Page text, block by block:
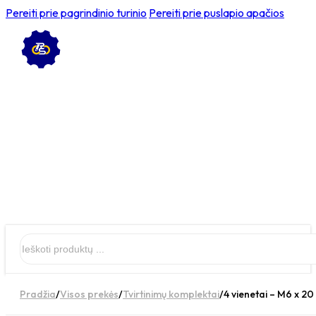
Pereiti prie pagrindinio turinio Pereiti prie puslapio apačios
Pradžia/Visos prekės/Tvirtinimų komplektai/4 vienetai – M6 x